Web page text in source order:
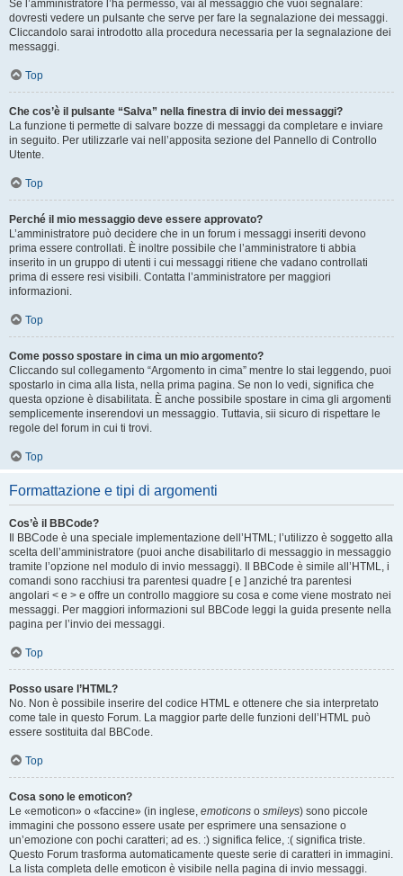
Se l’amministratore l’ha permesso, vai al messaggio che vuoi segnalare:
dovresti vedere un pulsante che serve per fare la segnalazione dei messaggi.
Cliccandolo sarai introdotto alla procedura necessaria per la segnalazione dei
messaggi.
Top
Che cos’è il pulsante “Salva” nella finestra di invio dei messaggi?
La funzione ti permette di salvare bozze di messaggi da completare e inviare
in seguito. Per utilizzarle vai nell’apposita sezione del Pannello di Controllo
Utente.
Top
Perché il mio messaggio deve essere approvato?
L’amministratore può decidere che in un forum i messaggi inseriti devono
prima essere controllati. È inoltre possibile che l’amministratore ti abbia
inserito in un gruppo di utenti i cui messaggi ritiene che vadano controllati
prima di essere resi visibili. Contatta l’amministratore per maggiori
informazioni.
Top
Come posso spostare in cima un mio argomento?
Cliccando sul collegamento “Argomento in cima” mentre lo stai leggendo, puoi
spostarlo in cima alla lista, nella prima pagina. Se non lo vedi, significa che
questa opzione è disabilitata. È anche possibile spostare in cima gli argomenti
semplicemente inserendovi un messaggio. Tuttavia, sii sicuro di rispettare le
regole del forum in cui ti trovi.
Top
Formattazione e tipi di argomenti
Cos’è il BBCode?
Il BBCode è una speciale implementazione dell’HTML; l’utilizzo è soggetto alla
scelta dell’amministratore (puoi anche disabilitarlo di messaggio in messaggio
tramite l’opzione nel modulo di invio messaggi). Il BBCode è simile all’HTML, i
comandi sono racchiusi tra parentesi quadre [ e ] anziché tra parentesi
angolari < e > e offre un controllo maggiore su cosa e come viene mostrato nei
messaggi. Per maggiori informazioni sul BBCode leggi la guida presente nella
pagina per l’invio dei messaggi.
Top
Posso usare l’HTML?
No. Non è possibile inserire del codice HTML e ottenere che sia interpretato
come tale in questo Forum. La maggior parte delle funzioni dell’HTML può
essere sostituita dal BBCode.
Top
Cosa sono le emoticon?
Le «emoticon» o «faccine» (in inglese, emoticons o smileys) sono piccole
immagini che possono essere usate per esprimere una sensazione o
un’emozione con pochi caratteri; ad es. :) significa felice, :( significa triste.
Questo Forum trasforma automaticamente queste serie di caratteri in immagini.
La lista completa delle emoticon è visibile nella pagina di invio messaggi.